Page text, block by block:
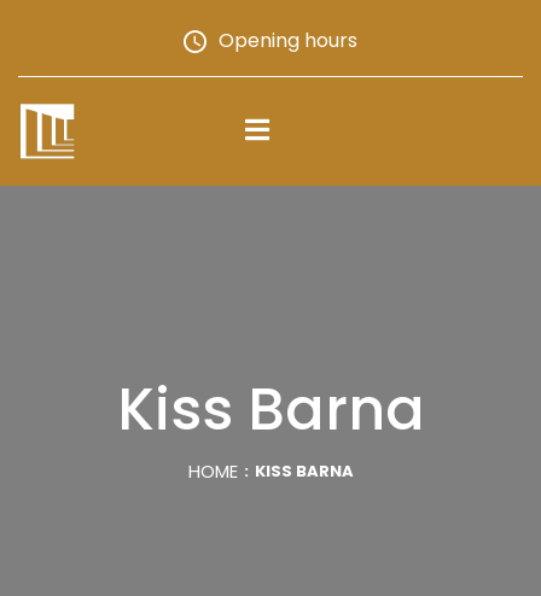
Opening hours
Kiss Barna
HOME KISS BARNA